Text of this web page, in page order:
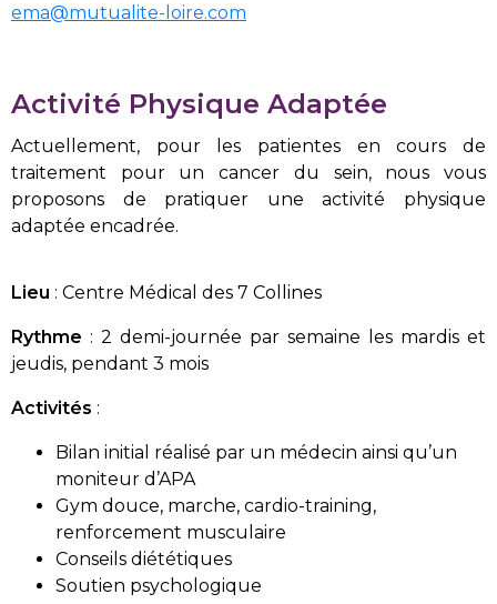
ema@mutualite-loire.com
Activité Physique Adaptée
Actuellement, pour les patientes en cours de
traitement pour un cancer du sein, nous vous
proposons de pratiquer une activité physique
adaptée encadrée.
Lieu : Centre Médical des 7 Collines
Rythme : 2 demi-journée par semaine les mardis et
jeudis, pendant 3 mois
Activités :
Bilan initial réalisé par un médecin ainsi qu’un
moniteur d’APA
Gym douce, marche, cardio-training,
renforcement musculaire
Conseils diététiques
Soutien psychologique